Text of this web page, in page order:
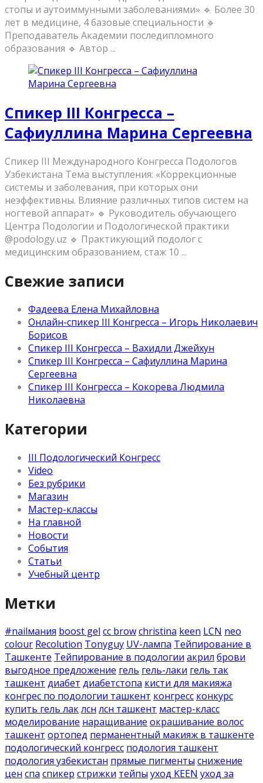
стопы и аутоиммунными заболеваниями» 🔹 Более 30
лет в медицине, 4 базовые специальности 🔹
Преподаватель Академии последипломного
образования 🔹 Автор ...
Спикер III Конгресса –
Сафиуллина Марина Сергеевна
Спикер III Международного Конгресса Подологов
Узбекистана Тема выступления: «Коррекционные
системы и заболевания, при которых они
неэффективны. Влияние различных типов систем на
ногтевой аппарат» 🔹 Руководитель обучающего
Центра Подологии и Подологической практики
@podology.uz 🔹 Практикующий подолог с
медицинским образованием, стаж 10 ...
Свежие записи
Фадеева Елена Михайловна
Онлайн-спикер III Конгресса – Игорь Николаевич
Борисов
Спикер III Конгресса – Вахидли Джейхун
Спикер III Конгресса – Сафиуллина Марина
Сергеевна
Спикер III Конгресса – Кокорева Людмила
Николаевна
Категории
III Подологический Конгресс
Video
Без рубрики
Магазин
Мастер-классы
На главной
Новости
События
Статьи
Учебный центр
Метки
#nailмания boost gel cc browchristina keen LCN neo
colour Recolution Tonyguy UV-лампа Тейпирование в
Ташкенте Тейпирование в подологии акрил брови
выгодное предложение гель гель-лаки гель так
ташкент диабет диабетстопа кисти для макияжа
конгрес по подологии ташкент конгресс конкурс
купить гель лаклсн лсн ташкент мастер-класс
моделирование наращивание окрашивание волос
ташкент ортопед перманентный макияж в ташкенте
подологический конгресс подология ташкент
подология узбекистан прямые пигменты снижение
цен спа спикер стрижки тейпы уход KEEN уход за